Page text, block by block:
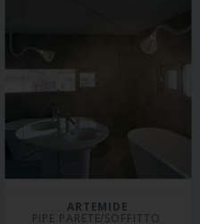
ARTEMIDE
PIPE PARETE/SOFFITTO